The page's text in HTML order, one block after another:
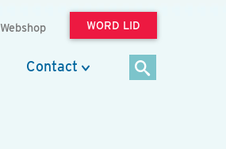
Webshop WORD LID
Contact